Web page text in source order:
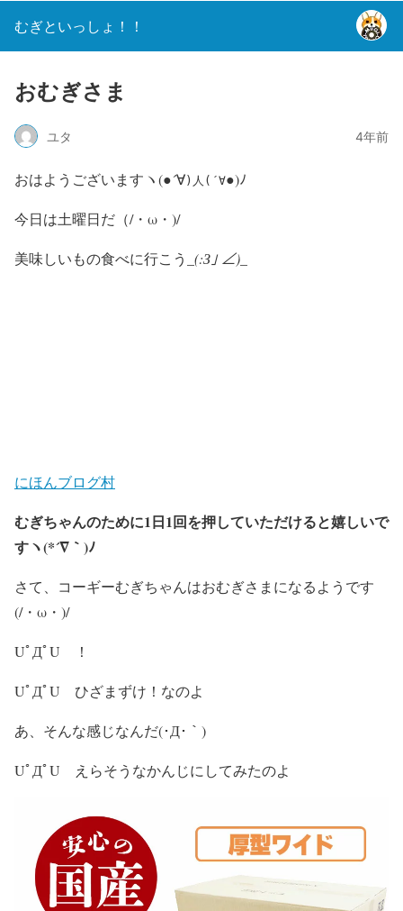
むぎといっしょ！！
おむぎさま
ユタ 4年前
おはようございますヽ(●´∀ )人(´∀●)ﾉ
今日は土曜日だ（/・ω・)/
美味しいもの食べに行こう_ (:З｣ ∠)_
にほんブログ村
むぎちゃんのために1日1回を押していただけると嬉しいで
すヽ(*´∇｀)ﾉ
さて、コーギーむぎちゃんはおむぎさまになるようです
(/・ω・)/
UﾟДﾟU ！
UﾟДﾟU ひざまずけ！なのよ
あ、そんな感じなんだ(･Д･｀)
UﾟДﾟU えらそうなかんじにしてみたのよ